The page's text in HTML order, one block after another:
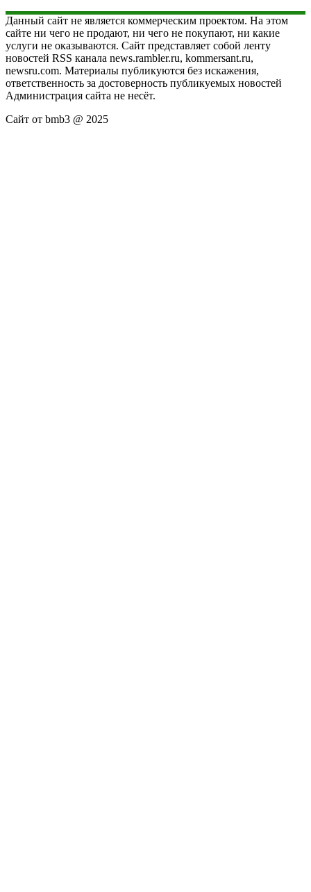
Данный сайт не является коммерческим проектом. На этом
сайте ни чего не продают, ни чего не покупают, ни какие
услуги не оказываются. Сайт представляет собой ленту
новостей RSS канала news.rambler.ru, kommersant.ru,
newsru.com. Материалы публикуются без искажения,
ответственность за достоверность публикуемых новостей
Администрация сайта не несёт.
Сайт от bmb3 @ 2025